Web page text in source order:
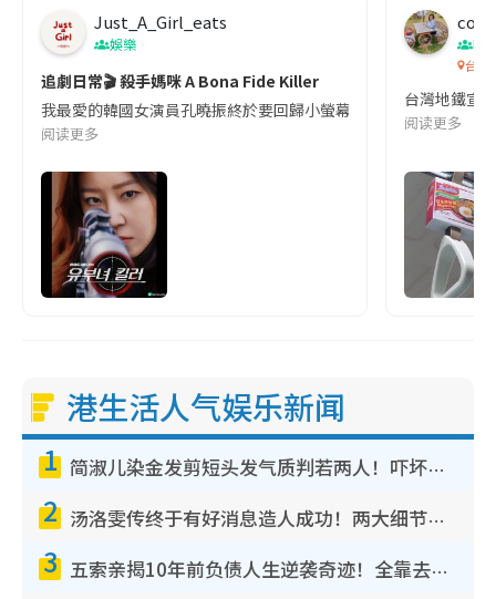
Just_A_Girl_eats
娛樂
追劇日常🎬 殺手媽咪 A Bona Fide Killer
我最愛的韓國女演員孔曉振終於要回歸小螢幕啦!這次的劇本改編
阅读更多
co
吹
台灣
台灣地鐵宣
阅读更多
港生活人气娱乐新闻
1 简淑儿染金发剪短头发气质判若两人！吓坏老公麦大力都认不出：“你做什么？”
2 汤洛雯传终于有好消息造人成功！两大细节曝孕味极浓引猜测：大肚婆先会咁！
3 五索亲揭10年前负债人生逆袭奇迹！全靠去一地方转运后即遇上马先生